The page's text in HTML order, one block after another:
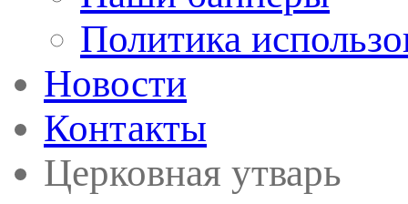
Политика
Новости
Контакты
Церковная утварь